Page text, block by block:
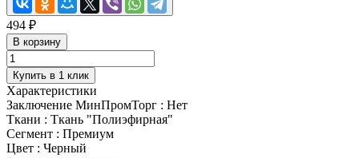
494 ₽
В корзину
Купить в 1 клик
Характеристики
Заключение МинПромТорг : Нет
Ткани : Ткань "Полиэфирная"
Сегмент : Премиум
Цвет : Черный